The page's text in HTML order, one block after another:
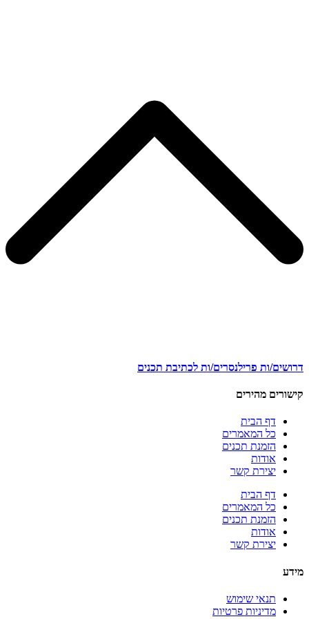
דרושים/ות פרילנסרים/ות לכתיבת תכנים
קישורים מהירים
דף הבית
כל המאמרים
הזמנת תכנים
אודות
יצירת קשר
דף הבית
כל המאמרים
הזמנת תכנים
אודות
יצירת קשר
מידע
תנאי שימוש
מדיניות פרטיות